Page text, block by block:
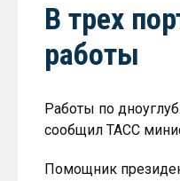
В трех
работы
Работы по
сообщил ТАСС
Помощник